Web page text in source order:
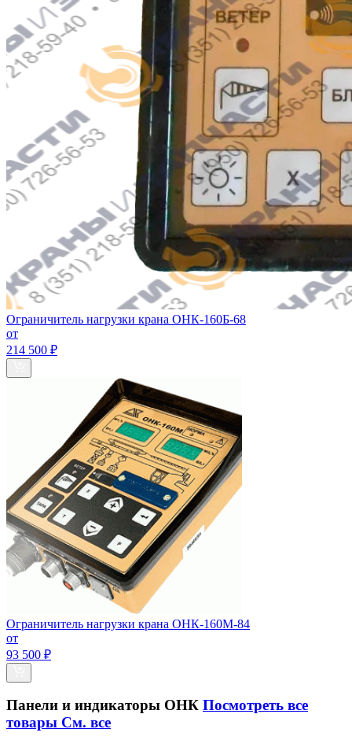
Ограничитель нагрузки крана ОНК-160Б-68
от
214 500 ₽
Ограничитель нагрузки крана ОНК-160М-84
от
93 500 ₽
Панели и индикаторы ОНК Посмотреть все
товары См. все